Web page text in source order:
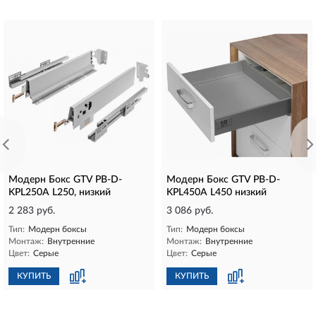
Модерн Бокс GTV PB-D-
KPL250A L250, низкий
2 283 руб.
Тип: Модерн боксы
Монтаж: Внутренние
Цвет: Серые
КУПИТЬ
Модерн Бокс GTV PB-D-
KPL450A L450 низкий
3 086 руб.
Тип: Модерн боксы
Монтаж: Внутренние
Цвет: Серые
КУПИТЬ